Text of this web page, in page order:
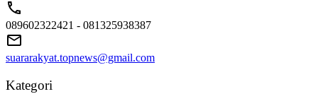
089602322421 - 081325938387
suararakyat.topnews@gmail.com
Kategori